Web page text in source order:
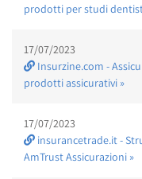
prodotti per studi
17/07/2023
Insurzine.com -
prodotti assicurativi »
17/07/2023
insurancetrade.it -
AmTrust Assicurazioni »